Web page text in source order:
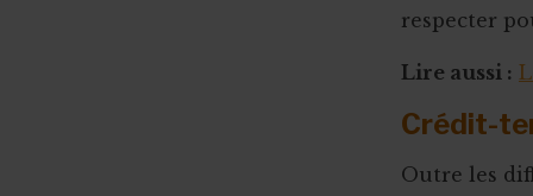
respecter
Lire aussi :
Crédit-
Outre les